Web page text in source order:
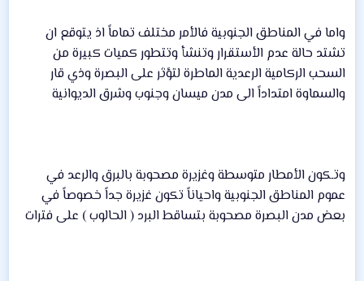
واما في المناطق الجنوبية فالأمر مختلف تماماً اذ يتوقع ان
تشتد حالة عدم الأستقرار وتنشأ وتتطور كميات كبيرة من
السحب الركامية الرعدية الماطرة لتؤثر على البصرة وذي قار
والسماوة امتداداً الى مدن ميسان وجنوب وشرق الديوانية
وتـكون الأمطار متوسطة وغزيرة مصحوبة بالبرق والرعد في
عموم المناطق الجنوبية واحياناً تكون غزيرة جداً خصوصاً في
بعض مدن البصرة مصحوبة بتساقط البرد ( الحالوب ) على فترات